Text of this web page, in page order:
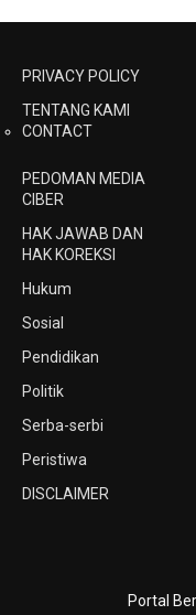
PRIVACY POLICY
TENTANG KAMI
CONTACT
PEDOMAN MEDIA
CIBER
HAK JAWAB DAN
HAK KOREKSI
Hukum
Sosial
Pendidikan
Politik
Serba-serbi
Peristiwa
DISCLAIMER
Portal